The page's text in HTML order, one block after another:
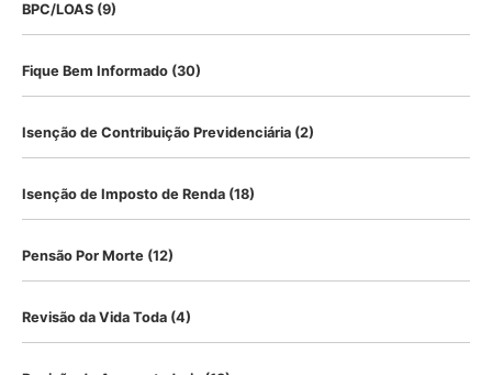
BPC/LOAS (9)
Fique Bem Informado (30)
Isenção de Contribuição Previdenciária (2)
Isenção de Imposto de Renda (18)
Pensão Por Morte (12)
Revisão da Vida Toda (4)